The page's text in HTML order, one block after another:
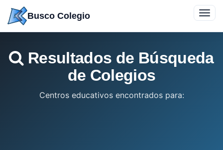
contenido
Busco Colegio
Resultados de Búsqueda
de Colegios
Centros educativos encontrados para: